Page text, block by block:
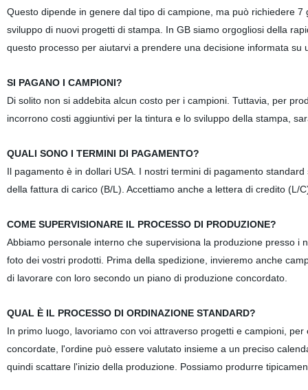
Questo dipende in genere dal tipo di campione, ma può richiedere
sviluppo di nuovi progetti di stampa. In GB siamo orgogliosi della
questo processo per aiutarvi a prendere una decisione informata su
SI PAGANO I CAMPIONI?
Di solito non si addebita alcun costo per i campioni. Tuttavia, per
incorrono costi aggiuntivi per la tintura e lo sviluppo della stampa,
QUALI SONO I TERMINI DI PAGAMENTO?
Il pagamento è in dollari USA. I nostri termini di pagamento
della fattura di carico (B/L). Accettiamo anche a lettera di credito (L/
COME SUPERVISIONARE IL PROCESSO DI PRODUZIONE?
Abbiamo personale interno che supervisiona la produzione presso
foto dei vostri prodotti. Prima della spedizione, invieremo anche
di lavorare con loro secondo un piano di produzione concordato.
QUAL È IL PROCESSO DI ORDINAZIONE STANDARD?
In primo luogo, lavoriamo con voi attraverso progetti e campioni,
concordate, l'ordine può essere valutato insieme a un preciso
quindi scattare l'inizio della produzione. Possiamo produrre